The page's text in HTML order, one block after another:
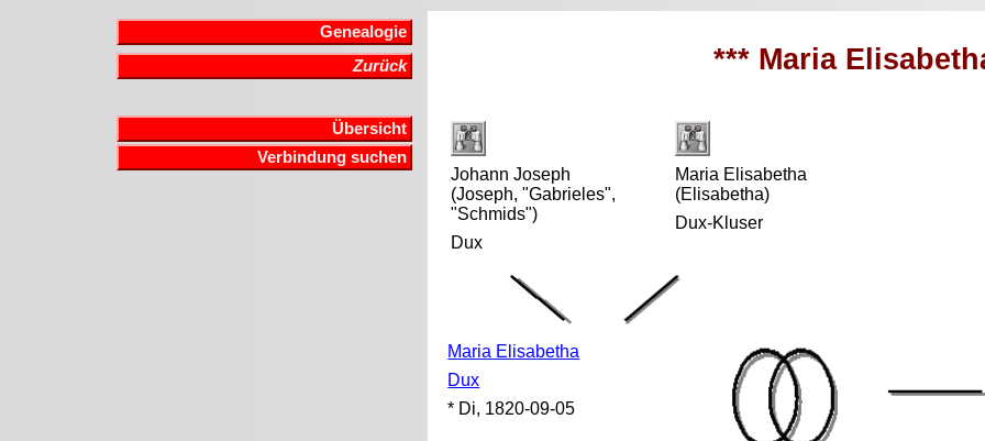
Genealogie
Zurück
Übersicht
Verbindung suchen
*** Maria
Johann Joseph
(Joseph, "Gabrieles",
"Schmids")
Dux
Maria Elisabetha
(Elisabetha)
Dux-Kluser
Maria Elisabetha
Dux
* Di, 1820-09-05